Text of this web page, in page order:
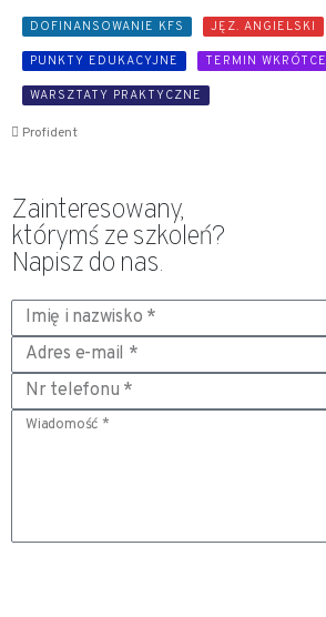
DOFINANSOWANIE KFS JĘZ. ANGIELSKI
PUNKTY EDUKACYJNE TERMIN WKRÓTCE
WARSZTATY PRAKTYCZNE
Profident
Zainteresowany,
którymś ze szkoleń?
Napisz do nas.